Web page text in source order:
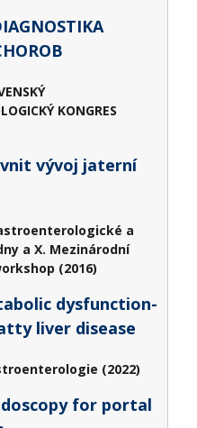
KONGRES
vývoj jaterní
a
a X. Mezinárodní
(2016)
dysfunction-
liver disease
(2022)
for portal